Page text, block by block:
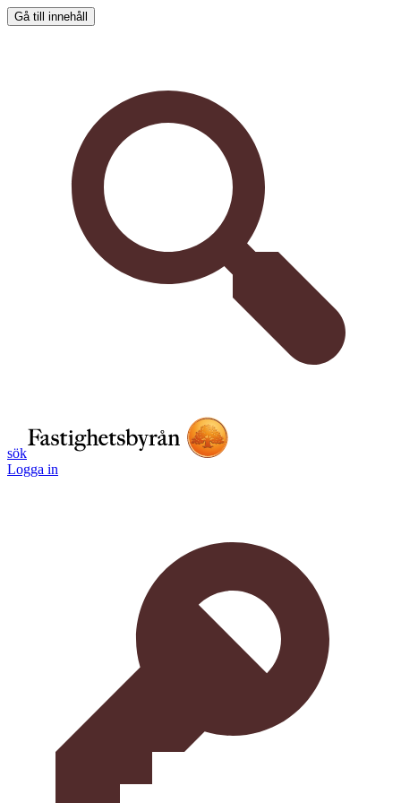
Gå till innehåll
sök
Logga in